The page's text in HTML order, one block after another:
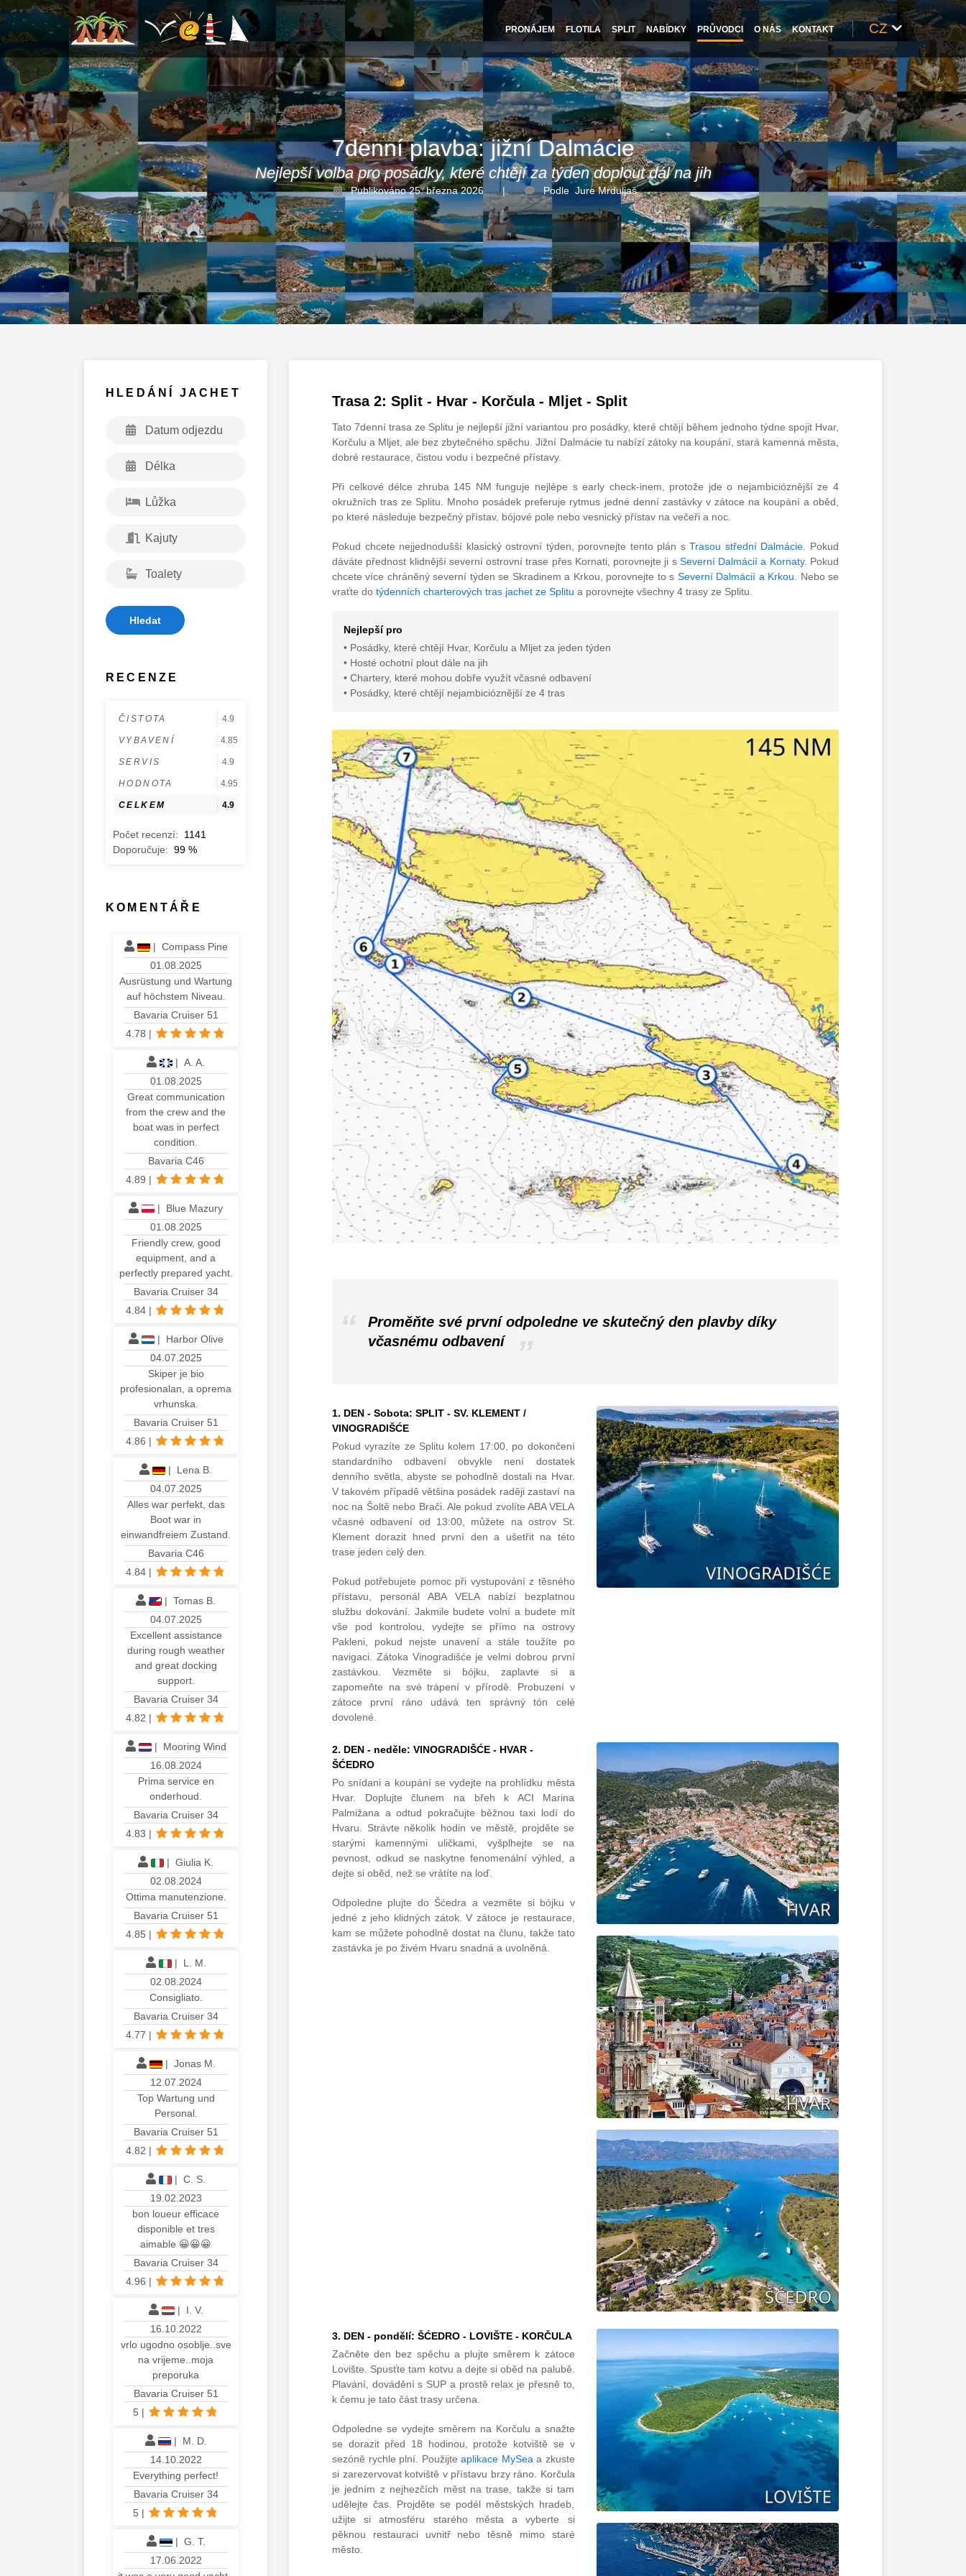
CZ
PRONÁJEM FLOTILA SPLIT NABÍDKY PRŮVODCI O NÁS KONTAKT
7denní plavba: jižní Dalmácie
Nejlepší volba pro posádky, které chtějí za týden doplout dál na jih
Publikováno 25. března 2026 Podle Jure Mrduljaš
Trasa 2: Split - Hvar - Korčula - Mljet - Split
Tato 7denní trasa ze Splitu je nejlepší jižní variantou pro posádky, které chtějí během jednoho týdne spojit Hvar,
Korčulu a Mljet, ale bez zbytečného spěchu. Jižní Dalmácie tu nabízí zátoky na koupání, stará kamenná města,
dobré restaurace, čistou vodu i bezpečné přístavy.
Při celkové délce zhruba 145 NM funguje nejlépe s early check-inem, protože jde o nejambicióznější ze 4
okružních tras ze Splitu. Mnoho posádek preferuje rytmus jedné denní zastávky v zátoce na koupání a oběd,
po které následuje bezpečný přístav, bójové pole nebo vesnický přístav na večeři a noc.
Pokud chcete nejjednodušší klasický ostrovní týden, porovnejte tento plán sTrasou střední Dalmácie . Pokud
dáváte přednost klidnější severní ostrovní trase přes Kornati, porovnejte ji s Severní Dalmácií a Kornaty. Pokud
chcete více chráněný severní týden se Skradinem a Krkou, porovnejte to s Severní Dalmácií a Krkou . Nebo se
vraťte do týdenních charterových tras jachet ze Splitu a porovnejte všechny 4 trasy ze Splitu.
Nejlepší pro
• Posádky, které chtějí Hvar, Korčulu a Mljet za jeden týden
• Hosté ochotní plout dále na jih
• Chartery, které mohou dobře využít včasné odbavení
• Posádky, které chtějí nejambicióznější ze 4 tras
Proměňte své první odpoledne ve skutečný den plavby díky
včasnému odbavení
1. DEN - Sobota: SPLIT - SV. KLEMENT /
VINOGRADIŠĆE
Pokud vyrazíte ze Splitu kolem 17:00, po dokončení
standardního odbavení obvykle není dostatek
denního světla, abyste se pohodlně dostali na Hvar.
V takovém případě většina posádek raději zastaví na
noc na Šoltě nebo Brači. Ale pokud zvolíte ABA VELA
včasné odbavení od 13:00, můžete na ostrov St.
Klement dorazit hned první den a ušetřit na této
trase jeden celý den.
Pokud potřebujete pomoc při vystupování z těsného
přístavu, personál ABA VELA nabízí bezplatnou
službu dokování. Jakmile budete volní a budete mít
vše pod kontrolou, vydejte se přímo na ostrovy
Pakleni, pokud nejste unavení a stále toužíte po
navigaci. Zátoka Vinogradišće je velmi dobrou první
zastávkou. Vezměte si bójku, zaplavte si a
zapomeňte na své trápení v přírodě. Probuzení v
zátoce první ráno udává ten správný tón celé
dovolené.
2. DEN - neděle: VINOGRADIŠĆE - HVAR -
ŠĆEDRO
Po snídani a koupání se vydejte na prohlídku města
Hvar. Doplujte člunem na břeh k ACI Marina
Palmižana a odtud pokračujte běžnou taxi lodí do
Hvaru. Strávte několik hodin ve městě, projděte se
starými kamennými uličkami, vyšplhejte se na
pevnost, odkud se naskytne fenomenální výhled, a
dejte si oběd, než se vrátíte na loď.
Odpoledne plujte do Šćedra a vezměte si bójku v
jedné z jeho klidných zátok. V zátoce je restaurace,
kam se můžete pohodlně dostat na člunu, takže tato
zastávka je po živém Hvaru snadná a uvolněná.
3. DEN - pondělí: ŠĆEDRO - LOVIŠTE - KORČULA
Začněte den bez spěchu a plujte směrem k zátoce
Lovište. Spusťte tam kotvu a dejte si oběd na palubě.
Plavání, dovádění s SUP a prostě relax je přesně to,
k čemu je tato část trasy určena.
Odpoledne se vydejte směrem na Korčulu a snažte
se dorazit před 18 hodinou, protože kotviště se v
sezóně rychle plní. Použijte aplikace MySea a zkuste
si zarezervovat kotviště v přístavu brzy ráno. Korčula
je jedním z nejhezčích měst na trase, takže si tam
udělejte čas. Projděte se podél městských hradeb,
užijte si atmosféru starého města a vyberte si
pěknou restauraci uvnitř nebo těsně mimo staré
město.
HLEDÁNÍ JACHET
Hledat
RECENZE
ČISTOTA 4.9
VYBAVENÍ 4.85
SERVIS 4.9
HODNOTA 4.95
CELKEM 4.9
Počet recenzí:
1141
Doporučuje: 99 %
KOMENTÁŘE
| Compass Pine
01.08.2025
Ausrüstung und Wartung
auf höchstem Niveau.
Bavaria Cruiser 51
4.78 |
| A. A.
01.08.2025
Great communication
from the crew and the
boat was in perfect
condition.
Bavaria C46
4.89 |
|
Blue Mazury
01.08.2025
Friendly crew, good
equipment, and a
perfectly prepared yacht.
Bavaria Cruiser 34
4.84 |
|
Harbor Olive
04.07.2025
Skiper je bio
profesionalan, a oprema
vrhunska.
Bavaria Cruiser 51
4.86 |
|
Lena B.
04.07.2025
Alles war perfekt, das
Boot war in
einwandfreiem Zustand.
Bavaria C46
4.84 |
| Tomas B.
04.07.2025
Excellent assistance
during rough weather
and great docking
support.
Bavaria Cruiser 34
4.82 |
|
Mooring Wind
16.08.2024
Prima service en
onderhoud.
Bavaria Cruiser 34
4.83 |
| Giulia K.
02.08.2024
Ottima manutenzione.
Bavaria Cruiser 51
4.85 |
|
L. M.
02.08.2024
Consigliato.
Bavaria Cruiser 34
4.77 |
| Jonas M.
12.07.2024
Top Wartung und
Personal.
Bavaria Cruiser 51
4.82 |
| C. S.
19.02.2023
bon loueur efficace
disponible et tres
aimable 😀😀😀
Bavaria Cruiser 34
4.96 |
|
I. V.
16.10.2022
vrlo ugodno osoblje..sve
na vrijeme..moja
preporuka
Bavaria Cruiser 51
5 |
|
M. D.
14.10.2022
Everything perfect!
Bavaria Cruiser 34
5 |
| G. T.
17.06.2022